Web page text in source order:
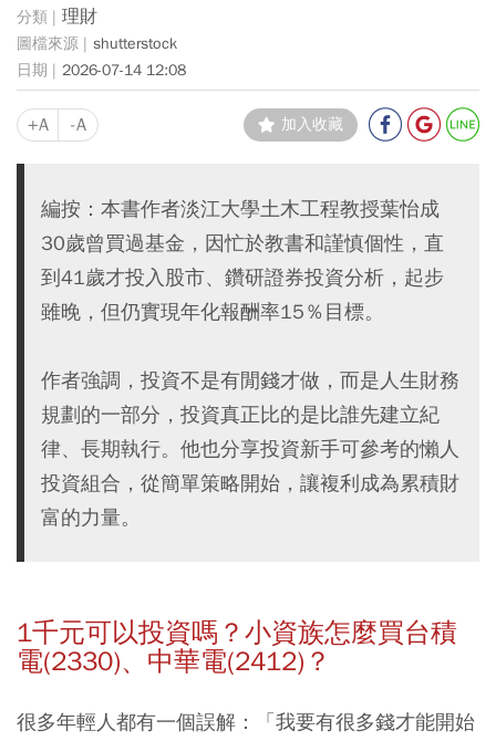
理財
shutterstock
2026-07-14 12:08
+A -A 加入收藏
編按：本書作者淡江大學土木工程教授葉怡成
30歲曾買過基金，因忙於教書和謹慎個性，直
到41歲才投入股市、鑽研證券投資分析，起步
雖晚，但仍實現年化報酬率15％目標。
作者強調，投資不是有閒錢才做，而是人生財務
規劃的一部分，投資真正比的是比誰先建立紀
律、長期執行。他也分享投資新手可參考的懶人
投資組合，從簡單策略開始，讓複利成為累積財
富的力量。
1千元可以投資嗎？小資族怎麼買台積
電(2330)、中華電(2412)？
很多年輕人都有一個誤解：「我要有很多錢才能開始